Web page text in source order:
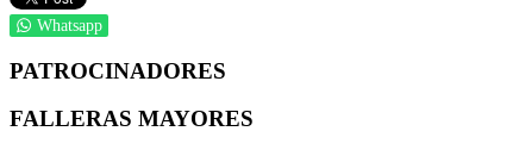
Whatsapp
PATROCINADORES
FALLERAS MAYORES